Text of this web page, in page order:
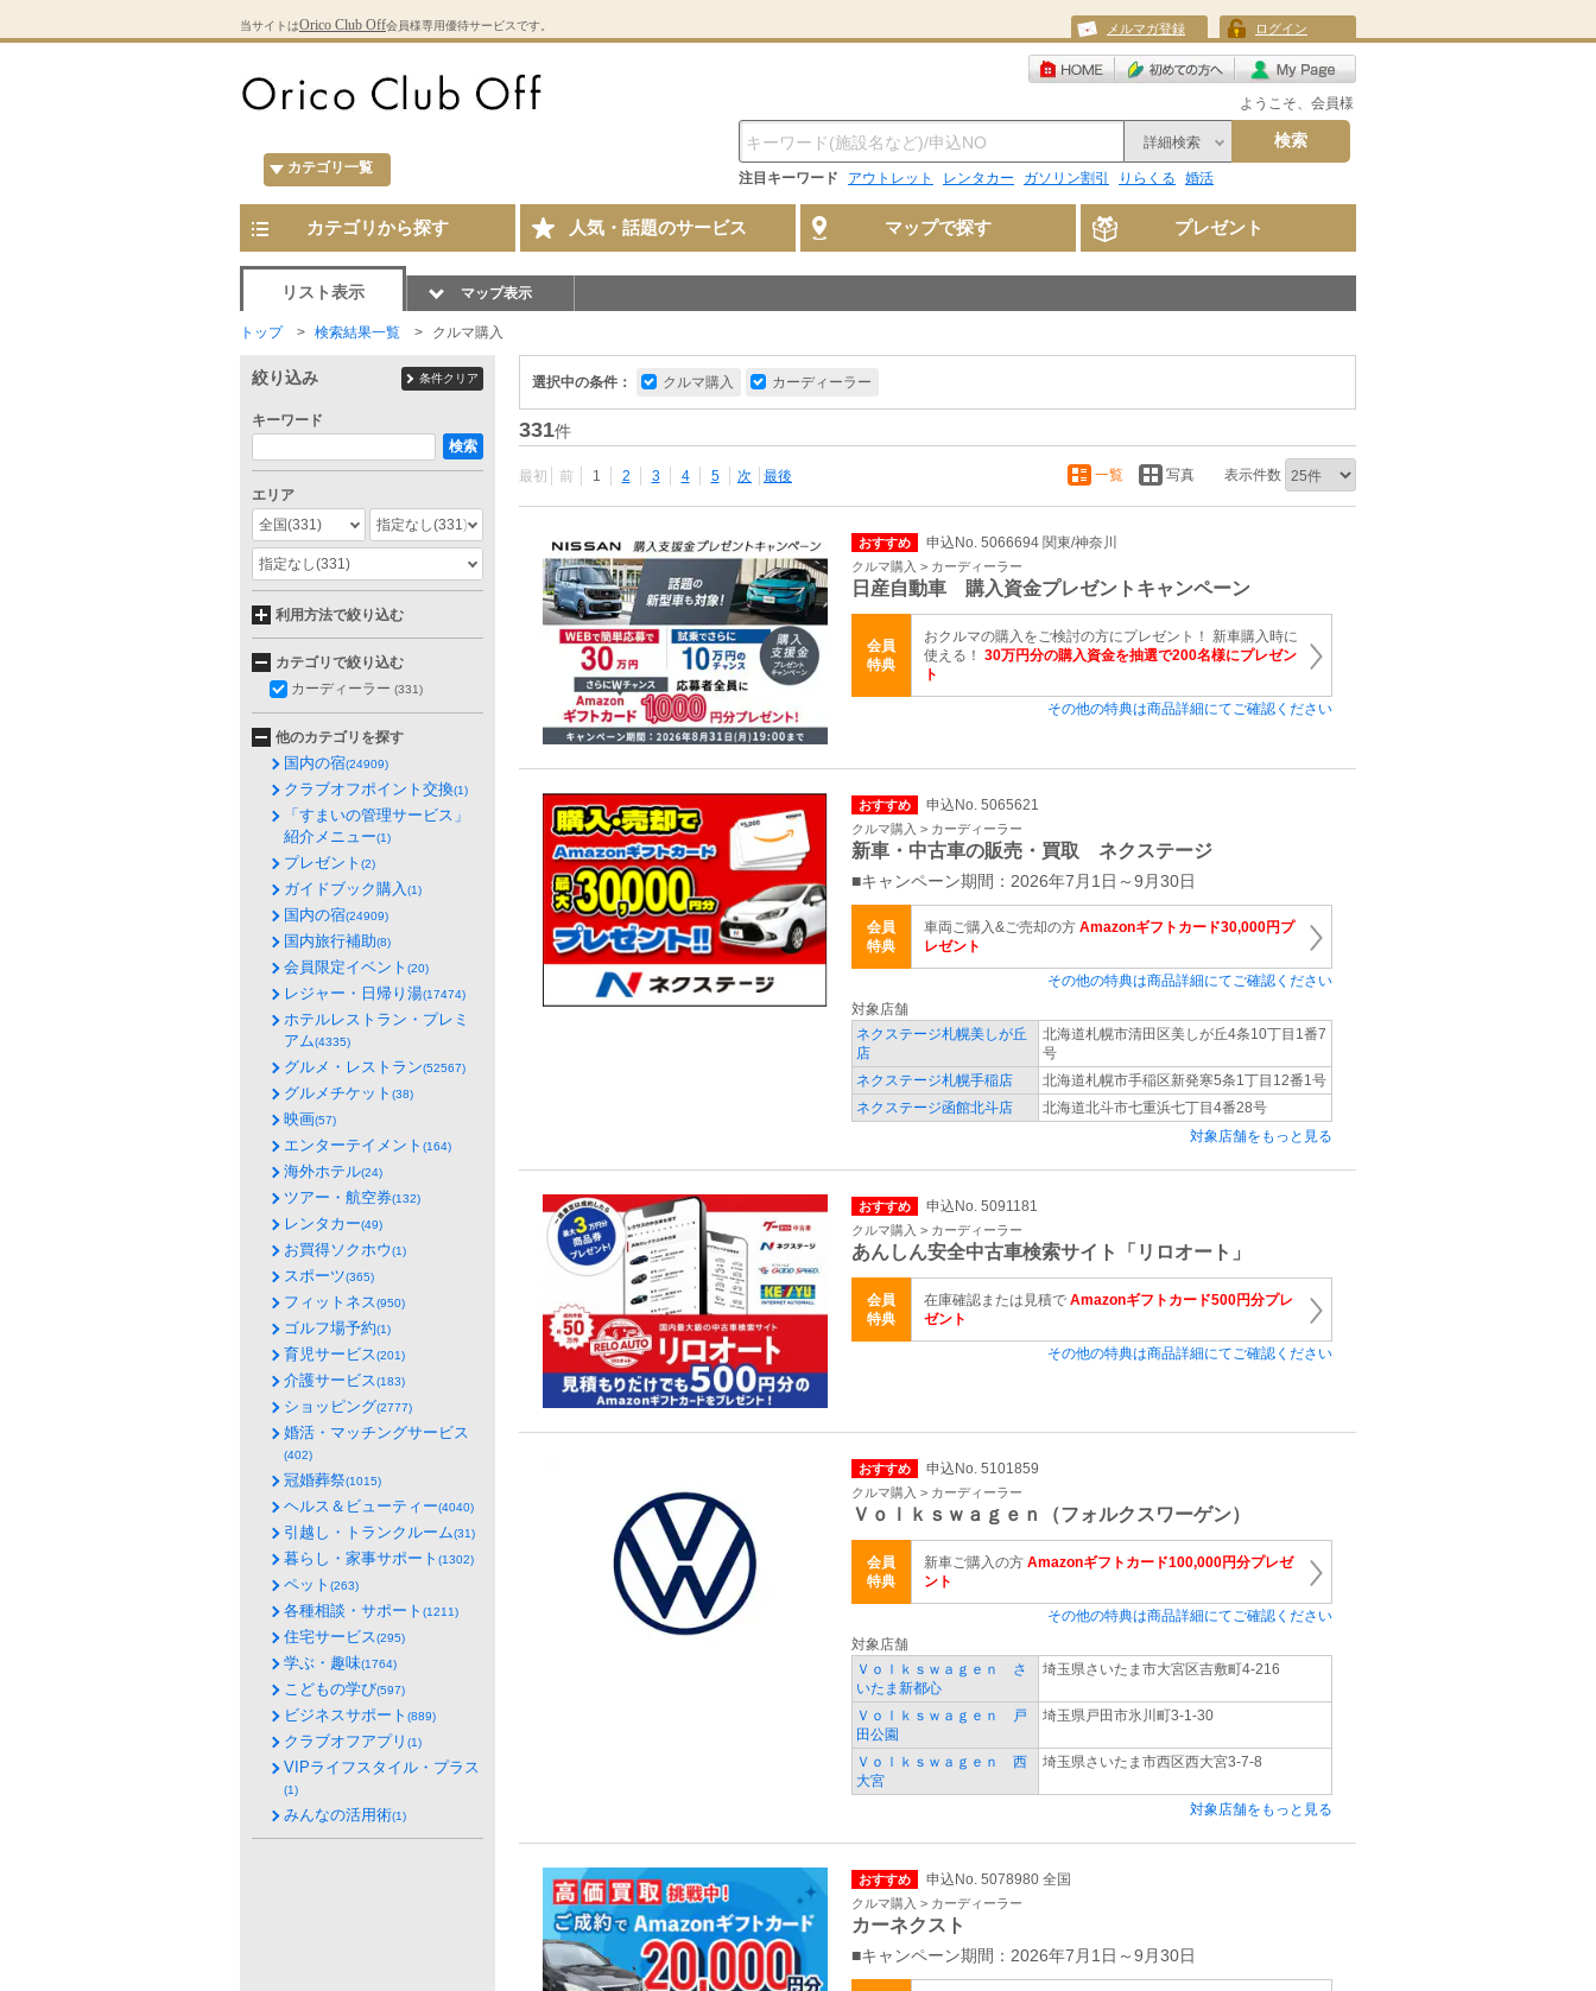
当サイトはOrico Club Off会員様専用優待サービスです。 メルマガ登録 ログイン
ようこそ、会員様
カテゴリ一覧
詳細検索 検索
注目キーワード アウトレット レンタカー ガソリン割引 りらくる 婚活
カテゴリから探す 人気・話題のサービス マップで探す プレゼント
リスト表示 マップ表示
トップ 検索結果一覧 クルマ購入
選択中の条件： クルマ購入 カーディーラー
331件
最初 前 1 2 3 4 5 次 最後 一覧 写真 表示件数
おすすめ 申込No. 5066694 関東/神奈川
クルマ購入 > カーディーラー
日産自動車 購入資金プレゼントキャンペーン
会員
特典
おクルマの購入をご検討の方にプレゼント！ 新車購入時に
使える！ 30万円分の購入資金を抽選で200名様にプレゼン
ト
その他の特典は商品詳細にてご確認ください
おすすめ 申込No. 5065621
クルマ購入 > カーディーラー
新車・中古車の販売・買取 ネクステージ
■キャンペーン期間：2026年7月1日～9月30日
会員
特典
車両ご購入&ご売却の方 Amazonギフトカード30,000円プ
レゼント
その他の特典は商品詳細にてご確認ください
対象店舗
ネクステージ札幌美しが丘
店
北海道札幌市清田区美しが丘4条10丁目1番7
号
ネクステージ札幌手稲店
北海道札幌市手稲区新発寒5条1丁目12番1号
ネクステージ函館北斗店
北海道北斗市七重浜七丁目4番28号
対象店舗をもっと見る
おすすめ 申込No. 5091181
クルマ購入 > カーディーラー
あんしん安全中古車検索サイト「リロオート」
会員
特典
在庫確認または見積で Amazonギフトカード500円分プレ
ゼント
その他の特典は商品詳細にてご確認ください
おすすめ 申込No. 5101859
クルマ購入 > カーディーラー
Ｖｏｌｋｓｗａｇｅｎ（フォルクスワーゲン）
会員
特典
新車ご購入の方 Amazonギフトカード100,000円分プレゼ
ント
その他の特典は商品詳細にてご確認ください
対象店舗
Ｖｏｌｋｓｗａｇｅｎ さ
いたま新都心
埼玉県さいたま市大宮区吉敷町4-216
Ｖｏｌｋｓｗａｇｅｎ 戸
田公園
埼玉県戸田市氷川町3-1-30
Ｖｏｌｋｓｗａｇｅｎ 西
大宮
埼玉県さいたま市西区西大宮3-7-8
対象店舗をもっと見る
おすすめ 申込No. 5078980 全国
クルマ購入 > カーディーラー
カーネクスト
■キャンペーン期間：2026年7月1日～9月30日
絞り込み 条件クリア
キーワード
検索
エリア
全国(331) 指定なし(331)
指定なし(331)
利用方法で絞り込む
カテゴリで絞り込む
カーディーラー (331)
他のカテゴリを探す
国内の宿(24909)
クラブオフポイント交換(1)
「すまいの管理サービス」
紹介メニュー(1)
プレゼント (2)
ガイドブック購入(1)
国内の宿(24909)
国内旅行補助(8)
会員限定イベント (20)
レジャー・日帰り湯(17474)
ホテルレストラン・プレミ
アム(4335)
グルメ・レストラン(52567)
グルメチケット (38)
映画(57)
エンターテイメント (164)
海外ホテル(24)
ツアー・航空券(132)
レンタカー(49)
お買得ソクホウ(1)
スポーツ(365)
フィットネス(950)
ゴルフ場予約(1)
育児サービス(201)
介護サービス(183)
ショッピング(2777)
婚活・マッチングサービス
(402)
冠婚葬祭(1015)
ヘルス＆ビューティー(4040)
引越し・トランクルーム(31)
暮らし・家事サポート (1302)
ペット (263)
各種相談・サポート (1211)
住宅サービス(295)
学ぶ・趣味(1764)
こどもの学び(597)
ビジネスサポート (889)
クラブオフアプリ (1)
VIPライフスタイル・プラス
(1)
みんなの活用術(1)